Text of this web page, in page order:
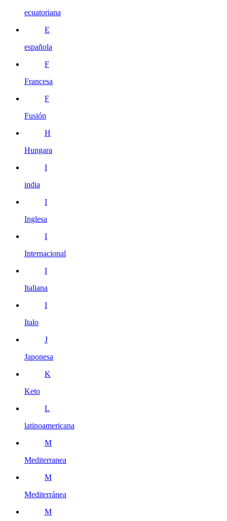
ecuatoriana
E
española
F
Francesa
F
Fusión
H
Hungara
I
india
I
Inglesa
I
Internacional
I
Italiana
I
Italo
J
Japonesa
K
Keto
L
latinoamericana
M
Mediterranea
M
Mediterránea
M